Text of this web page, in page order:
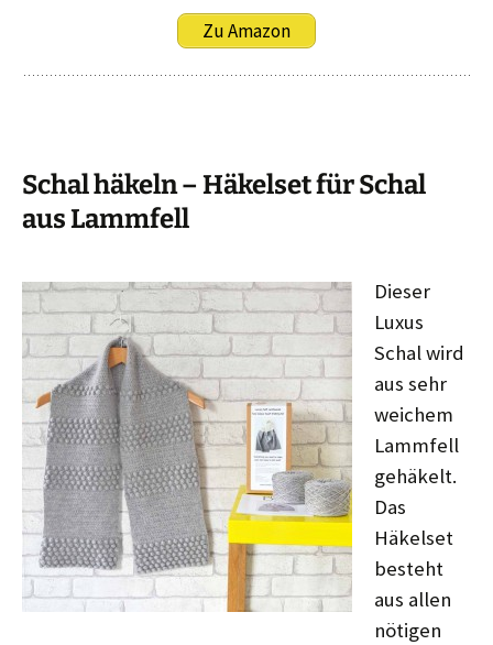
Zu Amazon
Schal häkeln – Häkelset für Schal
aus Lammfell
Dieser
Luxus
Schal wird
aus sehr
weichem
Lammfell
gehäkelt.
Das
Häkelset
besteht
aus allen
nötigen